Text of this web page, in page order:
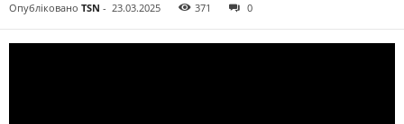
Опубліковано TSN - 23.03.2025 371 0